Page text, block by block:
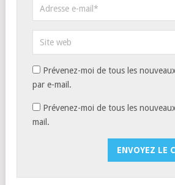
Prévenez-moi de tous les
par e-mail.
Prévenez-moi de tous les
mail.